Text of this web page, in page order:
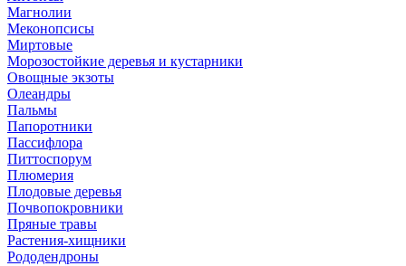
Магнолии
Меконопсисы
Миртовые
Морозостойкие деревья и кустарники
Овощные экзоты
Олеандры
Пальмы
Папоротники
Пассифлора
Питтоспорум
Плюмерия
Плодовые деревья
Почвопокровники
Пряные травы
Растения-хищники
Рододендроны